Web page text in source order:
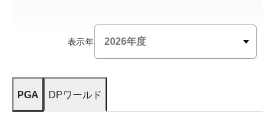
表示年
PGA DPワールド